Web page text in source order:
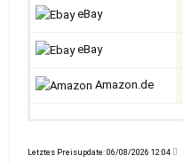
eBay
eBay
Amazon.de
Letztes Preisupdate: 06/08/2026 12:04